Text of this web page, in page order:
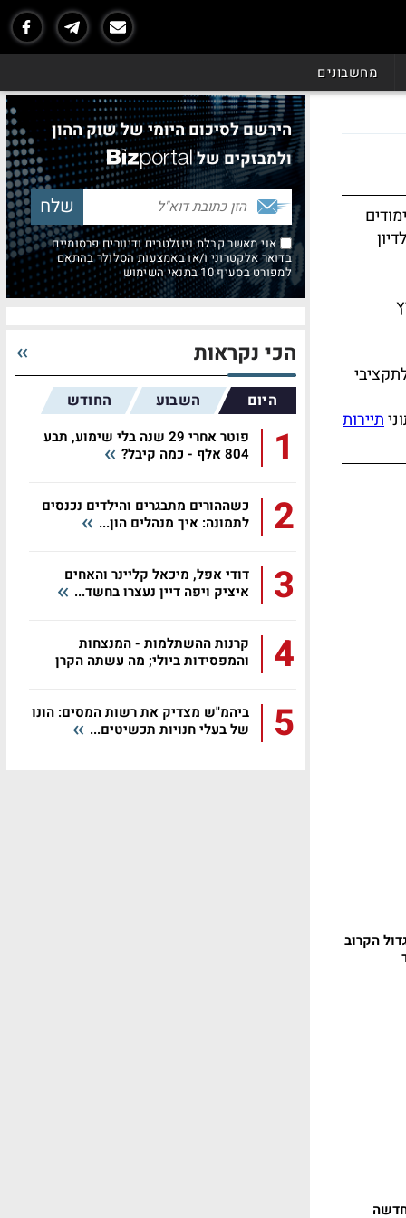
מחשבונים
תיירות
הקרוב
הירשם לסיכום היומי של שוק ההון
ולמבזקים של
אני מאשר קבלת ניוזלטרים ודיוורים פרסומיים
בדואר אלקטרוני ו/או באמצעות הסלולר בהתאם
למפורט בסעיף 10 בתנאי השימוש
הכי נקראות
היום השבוע החודש
1
פוטר אחרי 29 שנה בלי שימוע, תבע
804 אלף - כמה קיבל?
2
כשההורים מתבגרים והילדים נכנסים
לתמונה: איך מנהלים הון...
3
דודי אפל, מיכאל קליינר והאחים
איציק ויפה דיין נעצרו בחשד...
4
קרנות ההשתלמות - המנצחות
והמפסידות ביולי; מה עשתה הקרן
5
ביהמ"ש מצדיק את רשות המסים: הונו
של בעלי חנויות תכשיטים...